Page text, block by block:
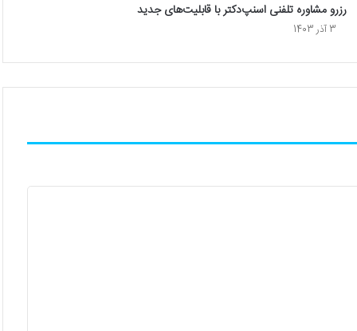
رزرو مشاوره تلفنی اسنپ‌دکتر با قابلیت‌های جدید
3 آذر 1403